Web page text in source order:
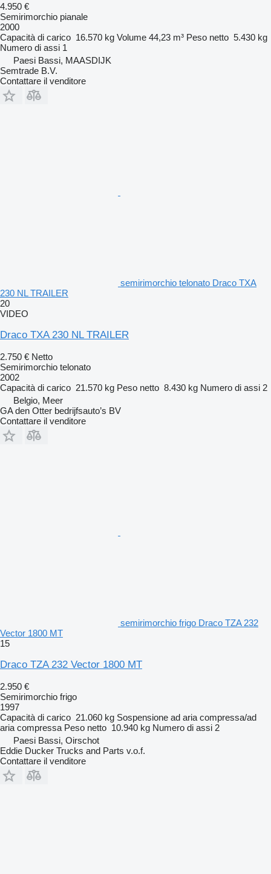
4.950 €
Semirimorchio pianale
2000
Capacità di carico 16.570 kg Volume 44,23 m³ Peso netto 5.430 kg
Numero di assi 1
Paesi Bassi, MAASDIJK
Semtrade B.V.
Contattare il venditore
semirimorchio telonato Draco TXA
230 NL TRAILER
20
VIDEO
Draco TXA 230 NL TRAILER
2.750 € Netto
Semirimorchio telonato
2002
Capacità di carico 21.570 kg Peso netto 8.430 kg Numero di assi 2
Belgio, Meer
GA den Otter bedrijfsauto’s BV
Contattare il venditore
semirimorchio frigo Draco TZA 232
Vector 1800 MT
15
Draco TZA 232 Vector 1800 MT
2.950 €
Semirimorchio frigo
1997
Capacità di carico 21.060 kg Sospensione ad aria compressa/ad
aria compressa Peso netto 10.940 kg Numero di assi 2
Paesi Bassi, Oirschot
Eddie Ducker Trucks and Parts v.o.f.
Contattare il venditore